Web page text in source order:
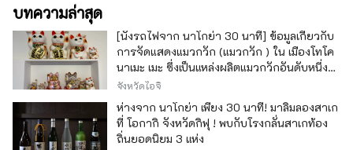
บทความล่าสุด
[นั่งรถไฟจาก นาโกย่า 30 นาที] ข้อมูลเกี่ยวกับ
การจัดแสดงแมวกวัก (แมวกวัก ) ใน เมืองโทโค
นาเมะ เมะ ซึ่งเป็นแหล่งผลิตแมวกวักอันดับหนึ่ง
ของญี่ปุ่น
จังหวัดไอจิ
ห่างจาก นาโกย่า เพียง 30 นาที! มาลิ้มลองสาเก
ที่ โอกากิ จังหวัดกิฟุ ! พบกับโรงกลั่นสาเกท้อง
ถิ่นยอดนิยม 3 แห่ง